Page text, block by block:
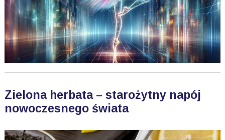
Zielona herbata – starożytny napój
nowoczesnego świata